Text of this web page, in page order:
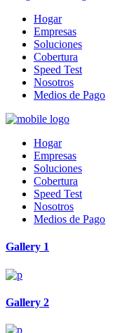
Hogar
Empresas
Soluciones
Cobertura
Speed Test
Nosotros
Medios de Pago
Hogar
Empresas
Soluciones
Cobertura
Speed Test
Nosotros
Medios de Pago
Gallery 1
Gallery 2